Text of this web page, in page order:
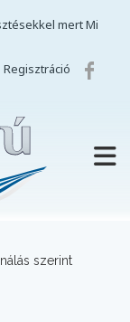
mert Mi
Regisztráció
szerint